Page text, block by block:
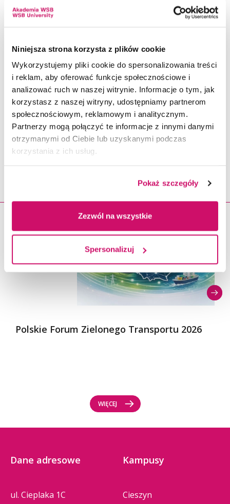
Niniejsza strona korzysta z plików cookie
Wykorzystujemy pliki cookie do spersonalizowania treści
i reklam, aby oferować funkcje społecznościowe i
analizować ruch w naszej witrynie. Informacje o tym, jak
korzystasz z naszej witryny, udostępniamy partnerom
społecznościowym, reklamowym i analitycznym.
Partnerzy mogą połączyć te informacje z innymi danymi
otrzymanymi od Ciebie lub uzyskanymi podczas
korzystania z ich usług.
Pokaż szczegóły
Zezwól na wszystkie
Spersonalizuj
Wydarzenia -
Interdyscyplinarna
Konferencja Studenckich Kół
Polskie Forum Zielonego Transportu 2026
WIĘCEJ
Dane adresowe
ul. Cieplaka 1C
Kampusy
Cieszyn